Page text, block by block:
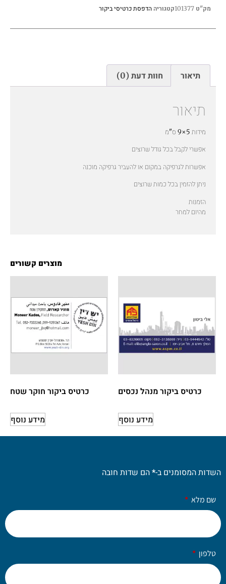
מוצרים קשורים
כרטיס ביקור מנהל נכסים
מידע נוסף
כרטיס ביקור חוקר שטח
מידע נוסף
מק"ט 101377קטגוריה הדפסת כרטיסי ביקור
תיאור חוות דעת (0)
תיאור
מידות 5×9 ס"מ
אפשרי לקבל בכל גודל שרוצים
אפשרות לגרפיקה במקום או להעביר גרפיקה מוכנה
ניתן להזמין בכל כמות שרוצים
הזמנות
מהיום למחר
השדות המסומנים ב-*הם שדות חובה
שם מלא
טלפון